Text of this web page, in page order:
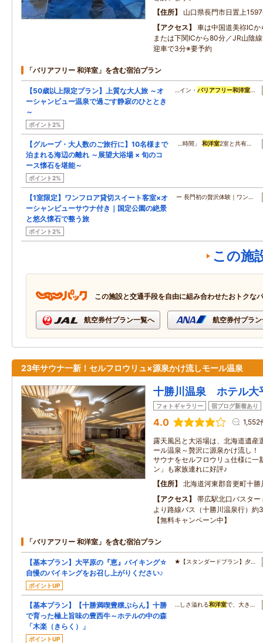
住所
山口県長門市日置上
アクセス
車は中国道美祢IC
または下関ICから80分／JR山陰
迎車で3分※要予約
「バリアフリー 和洋室」を含む宿泊プラン
【50歳以上限定プラン】上質な大人旅 ～オ
ーシャンビュー温泉で過ごす静寂のひととき
～
ポイント2%
…イン・ バリアフリー和洋室…
【グループ・大人数のご旅行に】10名様まで
泊まれる海辺の離れ ～展望大浴場 × 旬のコ
ース懐石を堪能～
ポイント2%
…時間」和洋室2室と共有…
【1室限定】ワンフロア貸切スイート客室×オ
ーシャンビューサウナ付き｜国定公園の絶景
と悠久懐石で整う旅
ポイント2%
ー 長門初の贅沢体験｜ワン…
この施
この施設と交通手段を自由に組み合わせたおトクな
航空券付プラン一覧へ 航空券付プラ
23年サウナ一新！セルフロウリュ×源泉かけ流しモール温泉
十勝川温泉 ホテル大
フォトギャラリー 宿ブログ新着あり
4.0 1,552
露天風呂と大浴場は、北海道遺産
ール温泉～贅沢に源泉かけ流し
サウナをセルフロウリュ仕様に一
ン」も家族連れに好評♪
住所
北海道河東郡音更町十
アクセス
帯広駅北口バスタ
より路線バス（十勝川温泉行）
【無料キャンペーン中】
「バリアフリー 和洋室」を含む宿泊プラン
【基本プラン】大平原の『恵』バイキング☆
自慢のバイキングをお召し上がりください♪
ポイントUP
★【スタンダードプラン】夕…
【基本プラン】【十勝満喫豊穣ぷらん】十勝
で育った極上旨味の豊西牛～ホテルの中の森
「木楽（きらく）」
ポイントUP
…しさ溢れる和洋室で、大き…